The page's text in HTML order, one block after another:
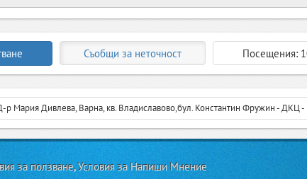
Съобщи за неточност Посещения:
р Мария Дивлева, Варна, кв. Владиславово,бул. Константин Фружин - ДКЦ -
за ползване,Условия за Напиши Мнение